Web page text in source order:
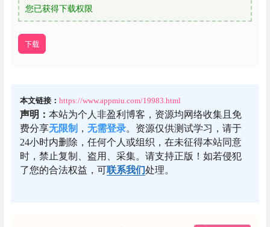
您已获得下载权限
下载
本文链接： https://www.appmiu.com/19983.html
声明： 本站为个人非盈利博客，资源均网络收集且免
费分享无限制 ， 无需登录。资源仅供测试学习，请于
24小时内删除，任何个人或组织，在未征得本站同意
时，禁止复制、盗用、采集。请支持正版！如若侵犯
了您的合法权益，可联系我们处理。